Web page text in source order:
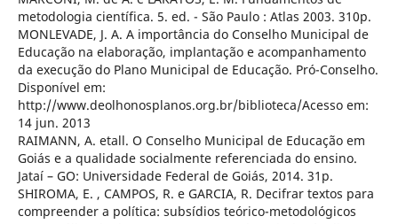
metodologia científica. 5. ed. - São Paulo : Atlas 2003. 310p.
MONLEVADE, J. A. A importância do Conselho Municipal de
Educação na elaboração, implantação e acompanhamento
da execução do Plano Municipal de Educação. Pró-Conselho.
Disponível em:
http://www.deolhonosplanos.org.br/biblioteca/Acesso em:
14 jun. 2013
RAIMANN, A. etall. O Conselho Municipal de Educação em
Goiás e a qualidade socialmente referenciada do ensino.
Jataí – GO: Universidade Federal de Goiás, 2014. 31p.
SHIROMA, E. , CAMPOS, R. e GARCIA, R. Decifrar textos para
compreender a política: subsídios teórico-metodológicos